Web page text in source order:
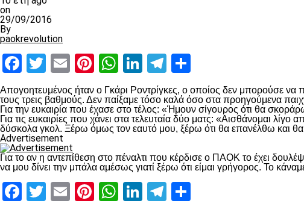
on
29/09/2016
By
paokrevolution
Facebook
Twitter
EmailPinterest
WhatsApp
LinkedIn
Telegram
Απογοητευμένος ήταν ο Γκάρι Ροντρίγκες, ο οποίος δεν μπορούσε να
τους τρεις βαθμούς. Δεν παίξαμε τόσο καλά όσο στα προηγούμενα
Για την ευκαιρία που έχασε στο τέλος: «Ήμουν σίγουρος ότι θα
Για τις ευκαιρίες που χάνει στα τελευταία δύο ματς: «Αισθάνομαι
δύσκολα γκολ. Ξέρω όμως τον εαυτό μου, ξέρω ότι θα επανέλθω και θα
Advertisement
Για το αν η αντεπίθεση στο πέναλτι που κέρδισε ο ΠΑΟΚ το έχει
να μου δίνει την μπάλα αμέσως γιατί ξέρω ότι είμαι γρήγορος. Το
Facebook
Twitter
EmailPinterest
WhatsApp
LinkedIn
Telegram